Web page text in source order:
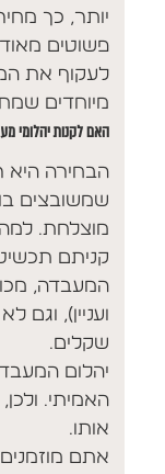
יותר, כך
פשוטים מאוד
לעקוף את
מיוחדים
האם לקנות יהלומי
הבחירה
שמשובצים
מוצלחת.
קניתם
המעבדה,
ועניין),
שקלים.
יהלום
האמיתי.
אותו.
אתם